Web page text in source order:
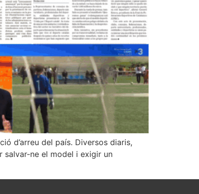
d’arreu del país. Diversos diaris,
salvar-ne el model i exigir un